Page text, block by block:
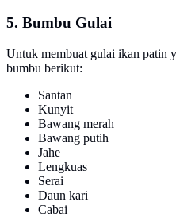
5. Bumbu Gulai
Untuk membuat gulai ikan patin
bumbu berikut:
Santan
Kunyit
Bawang merah
Bawang putih
Jahe
Lengkuas
Serai
Daun kari
Cabai